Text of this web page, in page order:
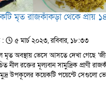
মৃত রাজকাঁকড়া থেকে প্রায়
:
৫ মার্চ ২০২৩, রবিবার, ১৮:৩৩
অবস্থায় ভেসে আসতে দেখা গেছে
নীল রক্তের মূল্যবান সামুদ্রিক প্রাণী
উপকূলের কয়েকটি পয়েন্টে সেগুলো